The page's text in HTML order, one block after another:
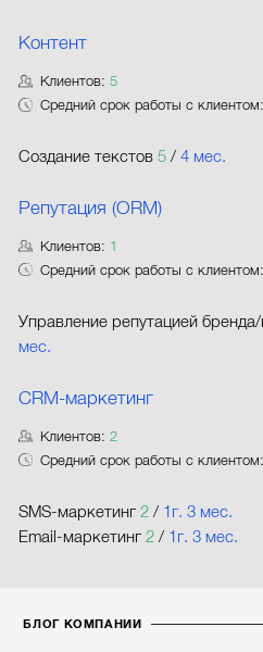
Контент
Клиентов:5
Средний срок работы с
Создание текстов 5 /4 мес.
Репутация (ORM)
Клиентов: 1
Средний срок работы с
Управление репутацией
мес.
CRM-маркетинг
Клиентов:2
Средний срок работы с клиентом:
SMS-маркетинг 2 / 1г. 3 мес.
Email-маркетинг 2 / 1г. 3 мес.
БЛОГ КОМПАНИИ